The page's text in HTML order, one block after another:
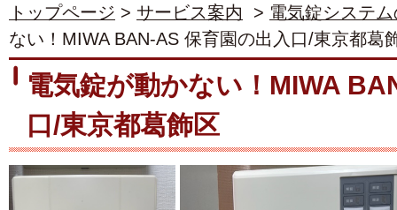
トップページ > サービス案内 > 電気錠システ
ない！MIWA BAN-AS 保育園の出入口/東京都葛
電気錠が動かない！MIWA
口/東京都葛飾区